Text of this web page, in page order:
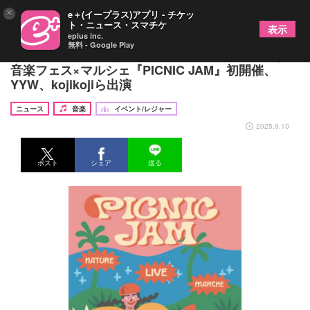
「和歌山を盛り上げたい」お芋屋さんが立ち上げた
音楽フェス×マルシェ『PICNIC JAM』初開催、
YYW、kojikojiら出演
ニュース 音楽
イベント/レジャー
2025.9.10
ポスト シェア 送る
× e＋(イープラス)アプリ - チケッ
ト・ニュース・スマチケ
eplus inc.
無料 - Google Play
表示